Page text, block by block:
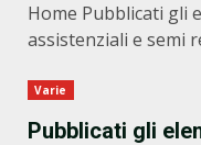
Home Pubblicati gli
assistenziali e semi
Varie
Pubblicati gli